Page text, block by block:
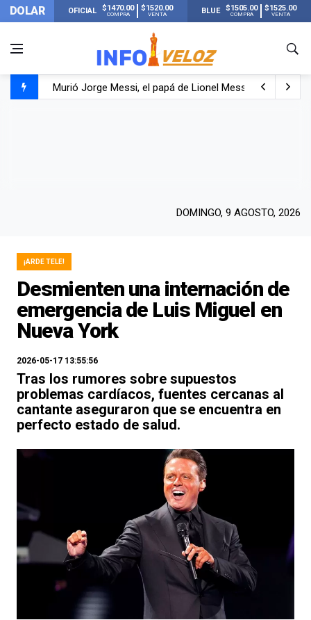
DOLAR OFICIAL $1470.00
COMPRA
$1520.00
VENTA BLUE $1505.00
COMPRA
$1525.00
VENTA
Murió Jorge Messi, el papá de Lionel Messi
DOMINGO, 9 AGOSTO, 2026
¡ARDE TELE!
Desmienten una internación de
emergencia de Luis Miguel en
Nueva York
2026-05-17 13:55:56
Tras los rumores sobre supuestos
problemas cardíacos, fuentes cercanas al
cantante aseguraron que se encuentra en
perfecto estado de salud.